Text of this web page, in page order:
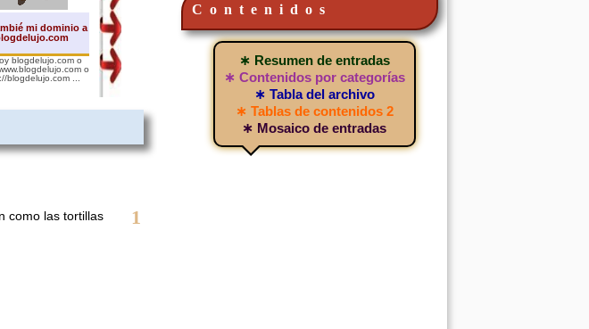
mi dominio a
blogdelujo.com o
o
blogdelujo.com ...
¡Feliz 2010 Amigos! Sois
LO MEJOR. あけましてお
めでとうございます！
Queridos amigos y compis
de "fatigas" blogger@s,Os
deseo lo mejor para est ...
Convivencia con ayuda
de Gaturro
Me uno a la iniciativa de
Ángel Cabrera (@ar ...
¿Por qué no se explican
mejor los conceptos
informáticos?
Este post es un escrito de
cosas que hacer ni lo ...
1
como las tortillas
Contenidos
∗ Resumen de entradas
∗ Contenidos por categorías
∗ Tabla del archivo
∗ Tablas de contenidos 2
∗ Mosaico de entradas